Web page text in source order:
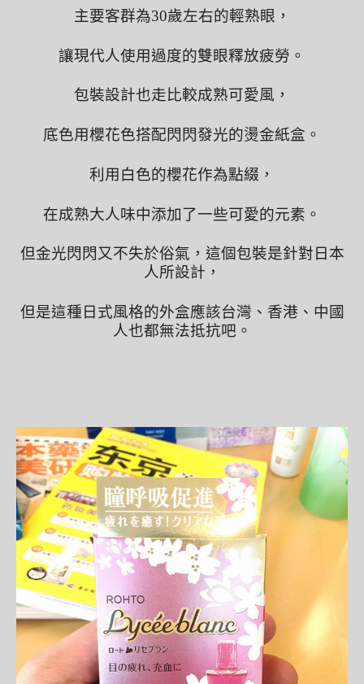
主要客群為30歲左右的輕熟眼，
讓現代人使用過度的雙眼釋放疲勞。
包裝設計也走比較成熟可愛風，
底色用櫻花色搭配閃閃發光的燙金紙盒。
利用白色的櫻花作為點綴，
在成熟大人味中添加了一些可愛的元素。
但金光閃閃又不失於俗氣，這個包裝是針對日本
人所設計，
但是這種日式風格的外盒應該台灣、香港、中國
人也都無法抵抗吧。